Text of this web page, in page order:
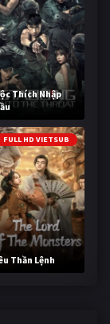
Thích Nhập
FULL HD VIETSUB
Thần Lệnh